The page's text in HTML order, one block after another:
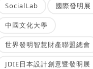
SocialLab 國際發明展
中國文化大學
世界發明智慧財產聯盟總會
JDIE日本設計創意暨發明展